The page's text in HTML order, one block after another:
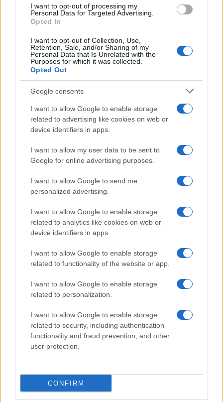
I want to opt-out of processing my
Personal Data for Targeted Advertising.
Opted In
I want to opt-out of Collection, Use,
Retention, Sale, and/or Sharing of my
Personal Data that Is Unrelated with the
Purposes for which it was collected.
Opted Out
Google consents
I want to allow Google to enable storage
related to advertising like cookies on web or
device identifiers in apps.
I want to allow my user data to be sent to
Google for online advertising purposes.
I want to allow Google to send me
personalized advertising.
I want to allow Google to enable storage
related to analytics like cookies on web or
device identifiers in apps.
I want to allow Google to enable storage
related to functionality of the website or app.
I want to allow Google to enable storage
related to personalization.
I want to allow Google to enable storage
related to security, including authentication
functionality and fraud prevention, and other
user protection.
CONFIRM
Ποιες, όμως, είναι οι αληθινές στοχεύσεις του ΥΠΑΙΘΑ
με το “πολλαπλό βιβλίο”;
Πρώτα και κύρια, το σχολικό βιβλίο παύει να
αντιμετωπίζεται ως δωρεάν κοινωνικό αγαθό.
Μεταμορφώνεται σε εμπόρευμα, με τους μεγάλους
εκδοτικούς οίκους να ανταγωνίζονται για το ποιο βιβλίο
θα «πουλήσει» περισσότερο, μετατρέποντας τα σχολεία
σε πεδία διαφημιστικής καμπάνιας. Επίσης, διασπάται ο
ενιαίος χαρακτήρας της εκπαίδευσης. Δημιουργούνται
σχολεία πολλών ταχυτήτων, ανάλογα με το ποιο βιβλίο
μαθητών, ενώ τέλος μεταφέρεται η κρατική ευθύνη
στους εκπαιδευτικούς, καθώς έτσι το υπουργείο
αποποιείται την υποχρέωσή του να παρέχει ενιαία,
επιστημονικά αναβαθμισμένα συγγράμματα.
Πολλαπλό βιβλίο: Ενστάσεις για τον χρόνο, τις επιλογές
και τον ρόλο των εκπαιδευτικών
έλυνε το “πολλαπλό βιβλίο”, δεν αποτελεί παρά ένα
επικοινωνιακό προπέτασμα καπνού που δεν αγγίζει τον
πυρήνα των προβλημάτων του δημόσιου σχολείου. Το
ΥΠΑΙΘΑ προβάλλει την αλλαγή αυτή ως δήθεν όπλο κατά
της παπαγαλίας, όμως η πραγματικότητα το διαψεύδει.
Όσο διατηρούνται στο ακέραιο η εξοντωτική παραγωγή
ύλης, το κυνήγι του χρόνου και ο εξετασιοκεντρικός
χαρακτήρας, η καθημερινότητα στην τάξη δεν πρόκειται
να αλλάξει. Στην πράξη, αλλάζει απλώς το περιτύλιγμα
συγγράμματα εμφανίζονται ακόμη πιο ογκώδη και
φορτωμένα με πληροφορίες, χωρίς να έχει προηγηθεί
καμία ουσιαστική ελάφρυνση ή αναδιάρθρωση. Είναι